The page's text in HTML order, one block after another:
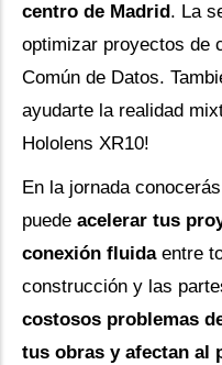
centro de Madrid . La
optimizar proyectos de
Común de Datos.
ayudarte la realidad
Hololens XR10!
En la jornada
puede acelerar tus
conexión fluidaentre
construcción y las
costosos problemas
tus obras y afectan al